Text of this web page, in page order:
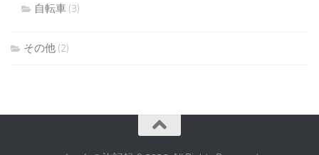
自転車 (3)
その他 (2)